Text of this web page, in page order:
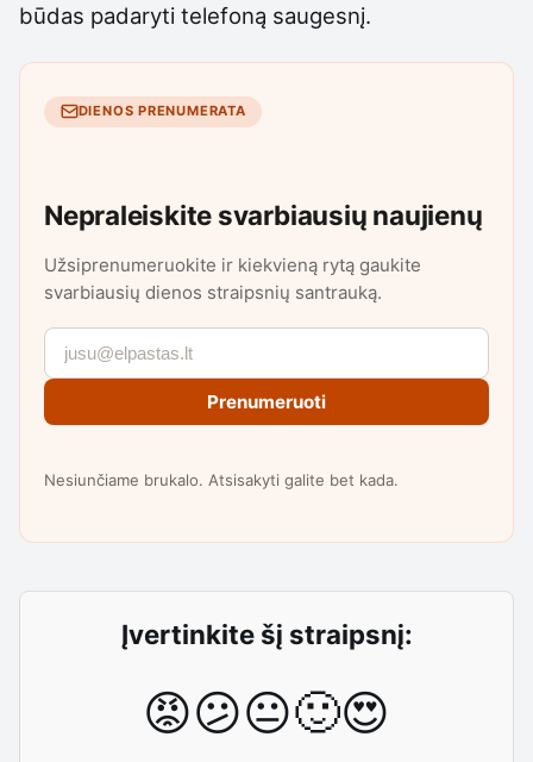
būdas padaryti telefoną saugesnį.
DIENOS PRENUMERATA
Nepraleiskite svarbiausių naujienų
Užsiprenumeruokite ir kiekvieną rytą gaukite
svarbiausių dienos straipsnių santrauką.
Prenumeruoti
Nesiunčiame brukalo. Atsisakyti galite bet kada.
Įvertinkite šį straipsnį:
😡😕😐🙂😍